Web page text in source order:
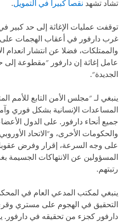
تشاد تشهد نقصا كبيرا في التمويل.
توقفت عمليات الإغاثة إلى حد كبير
غرب دارفور في أعقاب الهجمات على
والممتلكات، فضلا عن انتشار انعدام
عامل إغاثة إن دارفور "مقطوعة
الجديدة".
ينبغي لـ "مجلس الأمن التابع للأمم
المساعدات الإنسانية بشكل فوري
جميع أنحاء دارفور. على الدول
والحكومات الأخرى، و"الاتحاد
على وجه السرعة، إقرار وفرض
المسؤولين عن الانتهاكات الجسيمة
رتبتهم.
ينبغي لمكتب المدعي العام في
التحقيق في الهجوم على مستري
دارفور كجزء من تحقيقه في دارفور.